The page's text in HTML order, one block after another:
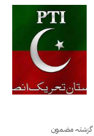
گزشتہ مضمون